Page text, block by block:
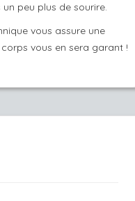
peu plus de sourire.
vous assure une
vous en sera garant !